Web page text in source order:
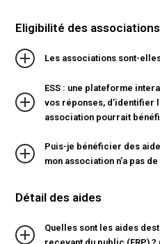
Eligibilité des
Les associations sont-
ESS : une plateforme
vos réponses, d’identifier
association pourrait
Puis-je bénéficier des
mon association n’a pas
Détail des aides
Quelles sont les aides